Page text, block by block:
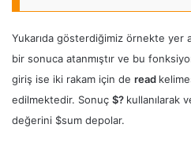
Yukarıda gösterdiğimiz örnekte yer
bir sonuca atanmıştır ve bu
giriş ise iki rakam için de read
edilmektedir. Sonuç $? kullanılarak
değerini $sum depolar.